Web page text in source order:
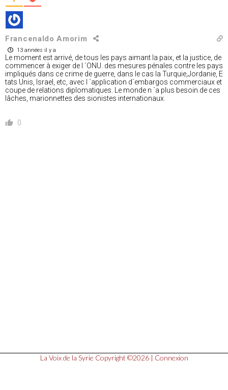
Francenaldo Amorim
13 années il y a
Le moment est arrivé, de tous les pays aimant la paix, et la justice, de
commencer à exiger de l ´ONU. des mesures pénales contre les pays
impliqués dans ce crime de guerre, dans le cas la Turquie,Jordanie, E
tats Unis, Israel, etc, avec l ´application d´embargos commerciaux et
coupe de relations diplomatiques. Le monde n ´a plus besoin.de ces
lâches, marionnettes des sionistes internationaux.
0
La Voix de la Syrie Copyright ©2026 | Connexion